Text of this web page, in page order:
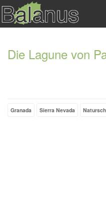
Die Lagune von
Granada Sierra Nevada